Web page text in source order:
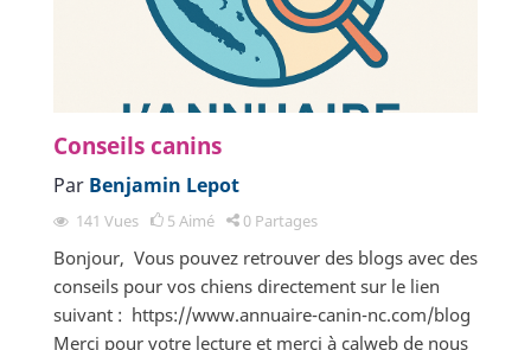
Conseils canins
Par Benjamin Lepot
141 Vues 5 Aimé 0 Partages
Bonjour, Vous pouvez retrouver des blogs avec des
conseils pour vos chiens directement sur le lien
suivant : https://www.annuaire-canin-nc.com/blog
Merci pour votre lecture et merci à calweb de nous